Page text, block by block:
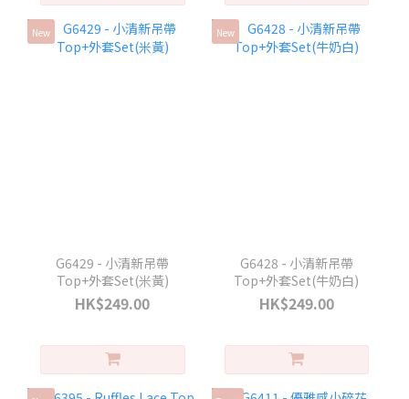
New
G6429 - 小清新吊帶
Top+外套Set(米黃)
HK$249.00
New
G6428 - 小清新吊帶
Top+外套Set(牛奶白)
HK$249.00